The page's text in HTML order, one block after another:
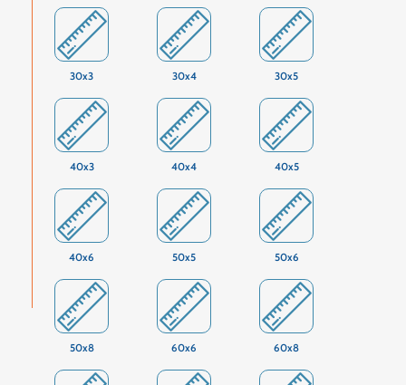
30x3 30x4 30x5
40x3 40x4 40x5
40x6 50x5 50x6
50x8 60x6 60x8